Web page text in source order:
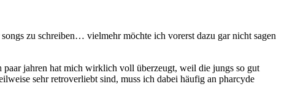
zu schreiben… vielmehr möchte ich vorerst dazu gar nicht sagen
paar jahren hat mich wirklich voll überzeugt, weil die jungs so gut
sehr retroverliebt sind, muss ich dabei häufig an pharcyde